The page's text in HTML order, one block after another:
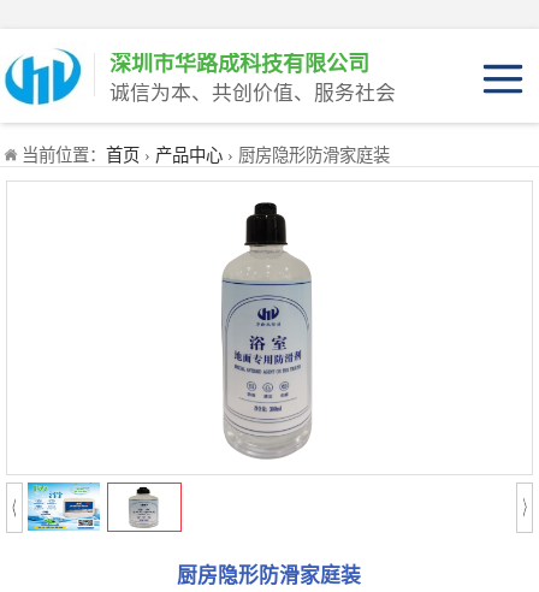
深圳市华路成科技有限公司
诚信为本、共创价值、服务社会
当前位置： 首页 › 产品中心 › 厨房隐形防滑家庭装
厨房隐形防滑家庭装
产品介绍
产品优势
产品工程装
产品家庭装